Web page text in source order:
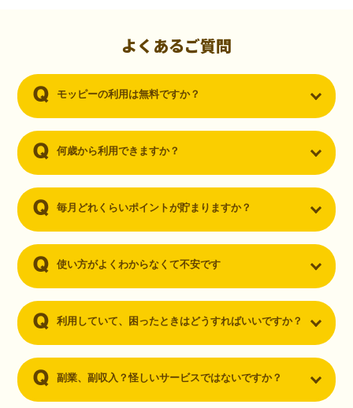
（30代・男性）
ーを知りました。クレジットカードを発行するだけでポイントが貯ま
るならと無料登録して、クレジットカードの発行やアプリダウンロー
よくあるご質問
モッピーの利用は無料ですか？
何歳から利用できますか？
毎月どれくらいポイントが貯まりますか？
使い方がよくわからなくて不安です
利用していて、困ったときはどうすればいいですか？
副業、副収入？怪しいサービスではないですか？